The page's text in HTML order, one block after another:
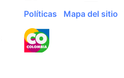
Políticas Mapa del sitio